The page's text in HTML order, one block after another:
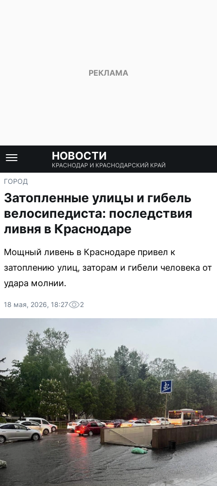
НОВОСТИ
КРАСНОДАР И КРАСНОДАРСКИЙ КРАЙ
ГОРОД
Затопленные улицы и гибель
велосипедиста: последствия
ливня в Краснодаре
Мощный ливень в Краснодаре привел к
затоплению улиц, заторам и гибели человека от
удара молнии.
18 мая, 2026, 18:27 2